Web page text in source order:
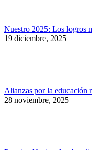
Nuestro 2025: Los logros
19 diciembre, 2025
Alianzas por la educación
28 noviembre, 2025